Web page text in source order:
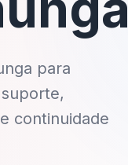
para
continuidade